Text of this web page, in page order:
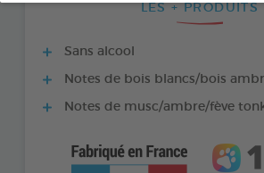
LES + PRODUITS
Sans alcool
Notes de bois blancs/bois
Notes de musc/ambre/fève